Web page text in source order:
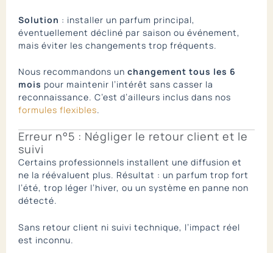
Solution : installer un parfum principal,
éventuellement décliné par saison ou événement,
mais éviter les changements trop fréquents.
Nous recommandons un changement tous les 6
mois pour maintenir l’intérêt sans casser la
reconnaissance. C’est d’ailleurs inclus dans nos
formules flexibles.
Erreur n°5 : Négliger le retour client et le
suivi
Certains professionnels installent une diffusion et
ne la réévaluent plus. Résultat : un parfum trop fort
l’été, trop léger l’hiver, ou un système en panne non
détecté.
Sans retour client ni suivi technique, l’impact réel
est inconnu.